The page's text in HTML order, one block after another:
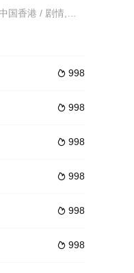
威胁即将建成的大坝，同时
 998
 998
 998
 998
 998
 998